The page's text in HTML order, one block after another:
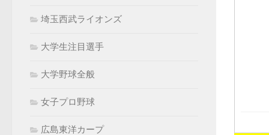
埼玉西武ライオンズ
大学生注目選手
大学野球全般
女子プロ野球
広島東洋カープ